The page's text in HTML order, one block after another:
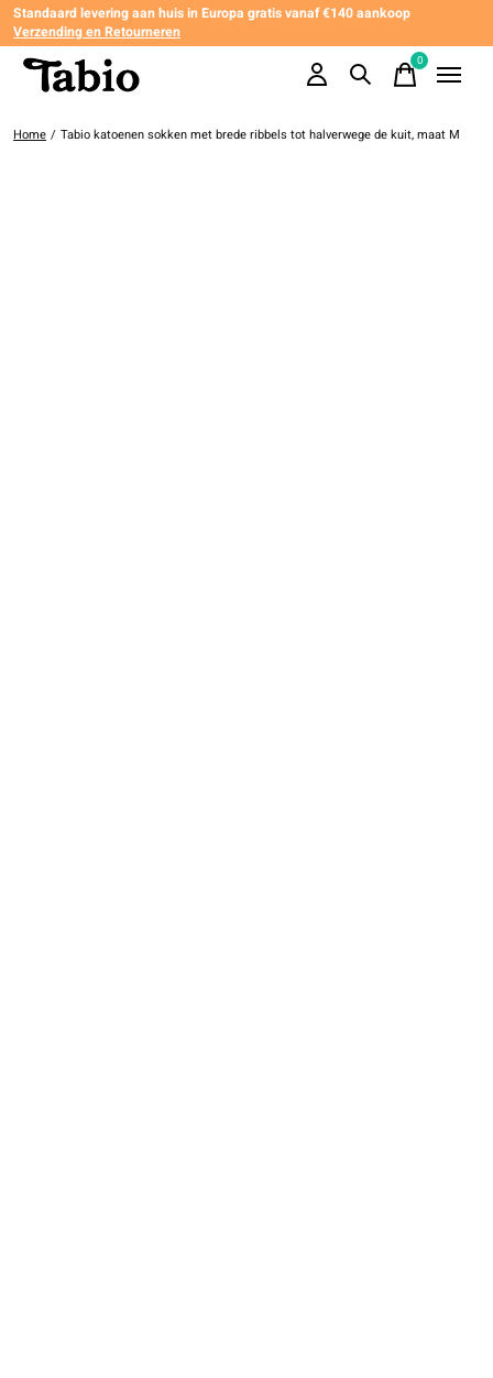
Standaard levering aan huis in Europa gratis vanaf €140 aankoop
Verzending en Retourneren
0items
Home / Tabio katoenen sokken met brede ribbels tot halverwege de kuit, maat M